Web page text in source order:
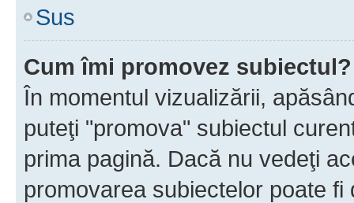
Sus
Cum îmi promovez subiectul?
În momentul vizualizării,
puteţi "promova" subiectul
prima pagină. Dacă nu vedeţi
promovarea subiectelor poate